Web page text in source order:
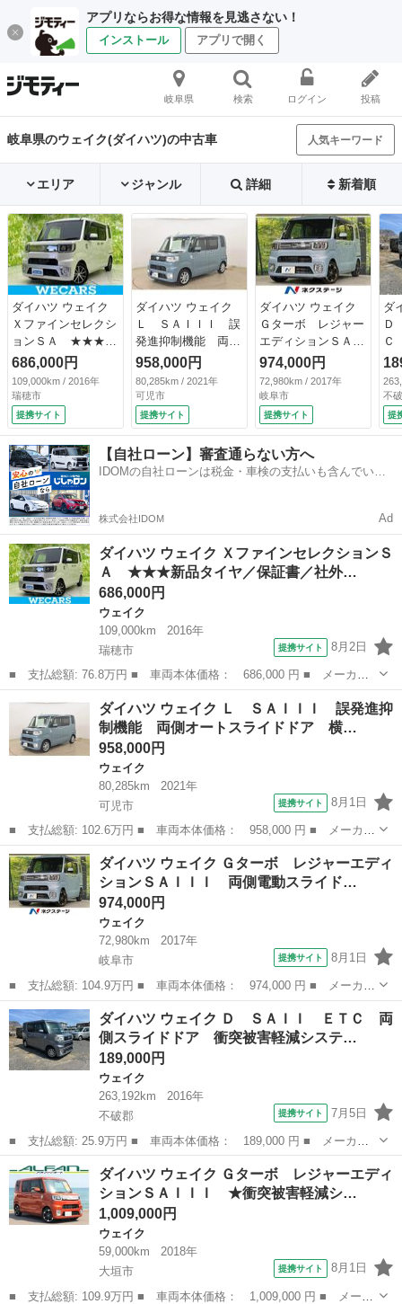
アプリならお得な情報を見逃さない！
インストール アプリで開く
岐阜県 検索 ログイン 投稿
岐阜県のウェイク(ダイハツ)の中古車 人気キーワード
エリア ジャンル 詳細 新着順
ダイハツ ウェイク
Ｘファインセレクシ
ョンＳＡ ★★★新
品タイヤ／保証書／
社外 ＳＤナビ／衝
突安全装置／電動ス
ライドドア／ドライ
ブレコーダー 社外
／ヘッドランプ Ｌ
ＥＤ／Ｂｌｕｅｔｏ
ｏｔｈ接続／ＥＢＤ
付ＡＢＳ／横滑り防
止装置／アイドリン
グストップ （検
9.3）
686,000円
109,000km / 2016年
瑞穂市
提携サイト
ダイハツ ウェイク
Ｌ ＳＡＩＩＩ 誤
発進抑制機能 両側
オートスライドド
ア 横滑り防止機
能 ＥＴＣ スマー
トキー オートエア
コン アイドリング
ストップ ４ＷＤ
（検10.3）
958,000円
80,285km / 2021年
可児市
提携サイト
ダイハツ ウェイク
Ｇターボ レジャー
エディションＳＡＩ
ＩＩ 両側電動スラ
イドドア 純正ＳＤ
ナビ バックカメ
ラ 衝突被害軽減シ
ステム コーナーセ
ンサー スマートキ
ー ＬＥＤヘッド
ＥＴＣ 純正１５イ
974,000円
72,980km / 2017年
岐阜市
提携サイト
ダ
Ｄ
Ｃ
ア
ス
ド
エ
リ
Ｃ
検
不
提
【自社ローン】審査通らない方へ
IDOMの自社ローンは税金・車検の支払いも含んでいる
株式会社IDOM Ad
ダイハツ ウェイク ＸファインセレクションＳ
Ａ ★★★新品タイヤ／保証書／社外…
686,000円
ウェイク
109,000km
2016年
瑞穂市
提携サイト 8月2日
■ 支払総額: 76.8万円 ■ 車両本体価格： 686,000 円 ■ メーカー
名： ダイハツ ■ 車種名： ウェイク ■ グレード名： Ｘファイ
ンセレクションＳＡ ★★★新品タイヤ／保証書／社外 ＳＤナビ／
衝突安全装置...
岐阜 瑞穂市 ウェイク
ダイハツ ウェイク Ｌ ＳＡＩＩＩ 誤発進抑
制機能 両側オートスライドドア 横…
958,000円
ウェイク
80,285km
2021年
可児市
提携サイト 8月1日
■ 支払総額: 102.6万円 ■ 車両本体価格： 958,000 円 ■ メーカー
名： ダイハツ ■ 車種名： ウェイク ■ グレード名： Ｌ ＳＡ
ＩＩＩ 誤発進抑制機能 両側オートスライドドア 横滑り防止機
能 ＥＴＣ ...
岐阜 可児市 ウェイク
ダイハツ ウェイク Ｇターボ レジャーエディ
ションＳＡＩＩＩ 両側電動スライド…
974,000円
ウェイク
72,980km
2017年
岐阜市
提携サイト 8月1日
■ 支払総額: 104.9万円 ■ 車両本体価格： 974,000 円 ■ メーカー
名： ダイハツ ■ 車種名： ウェイク ■ グレード名： Ｇター
ボ レジャーエディションＳＡＩＩＩ 両側電動スライドドア 純正
ＳＤナビ バ...
岐阜 岐阜市 ウェイク
ダイハツ ウェイク Ｄ ＳＡＩＩ ＥＴＣ 両
側スライドドア 衝突被害軽減システ…
189,000円
ウェイク
263,192km
2016年
不破郡
提携サイト 7月5日
■ 支払総額: 25.9万円 ■ 車両本体価格： 189,000 円 ■ メーカー
名： ダイハツ ■ 車種名： ウェイク ■ グレード名： Ｄ ＳＡ
ＩＩ ＥＴＣ 両側スライドドア 衝突被害軽減システム ＬＥＤヘ
ッドランプ ...
岐阜 不破郡 ウェイク
ダイハツ ウェイク Ｇターボ レジャーエディ
ションＳＡＩＩＩ ★衝突被害軽減シ…
1,009,000円
ウェイク
59,000km
2018年
大垣市
提携サイト 8月1日
■ 支払総額: 109.9万円 ■ 車両本体価格： 1,009,000 円 ■ メーカ